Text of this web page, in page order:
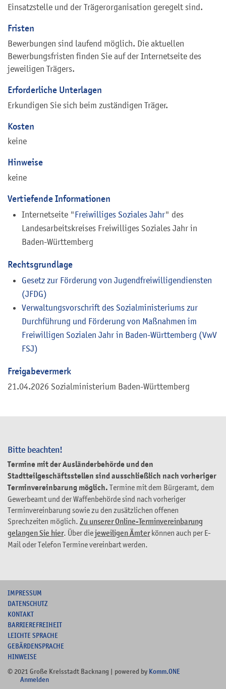
Bitte beachten!
Termine mit der Ausländerbehörde und den
Stadtteilgeschäftsstellen sind ausschließlich nach vorheriger
Terminvereinbarung möglich. Termine mit dem Bürgeramt, dem
Gewerbeamt und der Waffenbehörde sind nach vorheriger
Terminvereinbarung sowie zu den zusätzlichen offenen
Sprechzeiten möglich. Zu unserer Online-Terminvereinbarung
gelangen Sie hier. Über diejeweiligen Ämterkönnen auch per E-
Mail oder Telefon Termine vereinbart werden.
Einsatzstelle und der Trägerorganisation geregelt sind.
Fristen
Bewerbungen sind laufend möglich. Die aktuellen
Bewerbungsfristen finden Sie auf der Internetseite des
jeweiligen Trägers.
Erforderliche Unterlagen
Erkundigen Sie sich beim zuständigen Träger.
Kosten
keine
Hinweise
keine
Vertiefende Informationen
Internetseite "Freiwilliges Soziales Jahr" des
Landesarbeitskreises Freiwilliges Soziales Jahr in
Baden-Württemberg
Rechtsgrundlage
Gesetz zur Förderung von Jugendfreiwilligendiensten
(JFDG)
Verwaltungsvorschrift des Sozialministeriums zur
Durchführung und Förderung von Maßnahmen im
Freiwilligen Sozialen Jahr in Baden-Württemberg (VwV
FSJ)
Freigabevermerk
21.04.2026 Sozialministerium Baden-Württemberg
IMPRESSUM
DATENSCHUTZ
KONTAKT
BARRIEREFREIHEIT
LEICHTE SPRACHE
GEBÄRDENSPRACHE
HINWEISE
© 2021 Große Kreisstadt Backnang | powered by Komm.ONE
Anmelden